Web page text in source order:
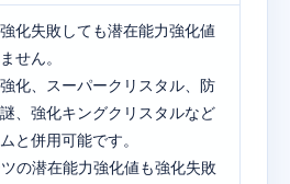
化失敗しても潜在能力強化値
せん。
化、スーパークリスタル、防
、強化キングクリスタルなど
と併用可能です。
の潜在能力強化値も強化失敗